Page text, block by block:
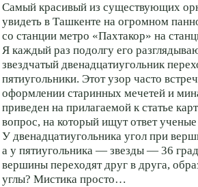
Самый красивый из существующих
увидеть в Ташкенте на огромном
со станции метро «Пахтакор» на
Я каждый раз подолгу его
звездчатый двенадцатиугольник
пятиугольники. Этот узор часто
оформлении старинных мечетей и
приведен на прилагаемой к статье
вопрос, на который ищут ответ
У двенадцатиугольника угол при
а у пятиугольника — звезды — 36
вершины переходят друг в друга,
углы? Мистика просто…